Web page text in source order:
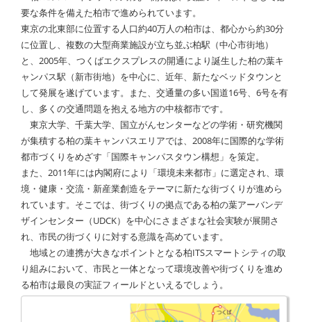
要な条件を備えた柏市で進められています。
東京の北東部に位置する人口約40万人の柏市は、都心から約30分
に位置し、複数の大型商業施設が立ち並ぶ柏駅（中心市街地）
と、2005年、つくばエクスプレスの開通により誕生した柏の葉キ
ャンパス駅（新市街地）を中心に、近年、新たなベッドタウンと
して発展を遂げています。また、交通量の多い国道16号、6号を有
し、多くの交通問題を抱える地方の中核都市です。
東京大学、千葉大学、国立がんセンターなどの学術・研究機関
が集積する柏の葉キャンパスエリアでは、2008年に国際的な学術
都市づくりをめざす「国際キャンパスタウン構想」を策定。
また、2011年には内閣府により「環境未来都市」に選定され、環
境・健康・交流・新産業創造をテーマに新たな街づくりが進めら
れています。そこでは、街づくりの拠点である柏の葉アーバンデ
ザインセンター（UDCK）を中心にさまざまな社会実験が展開さ
れ、市民の街づくりに対する意識を高めています。
地域との連携が大きなポイントとなる柏ITSスマートシティの取
り組みにおいて、市民と一体となって環境改善や街づくりを進め
る柏市は最良の実証フィールドといえるでしょう。